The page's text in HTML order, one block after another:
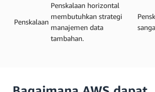
Penskalaan
Penskalaan horizontal
membutuhkan strategi
manajemen data
tambahan.